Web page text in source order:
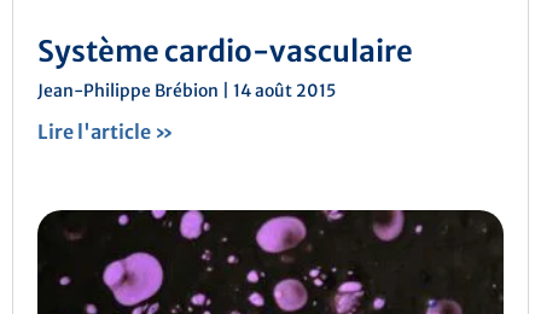
Système cardio-vasculaire
Jean-Philippe Brébion 14 août 2015
Lire l'article »